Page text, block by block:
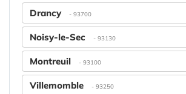
Drancy - 93700
Noisy-le-Sec - 93130
Montreuil - 93100
Villemomble - 93250